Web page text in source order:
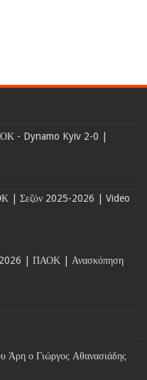
- Dynamo Kyiv 2-0 |
| Σεζόν 2025-2026 | Video
| ΠΑΟΚ | Ανασκόπηση
Άρη ο Γιώργος Αθανασιάδης